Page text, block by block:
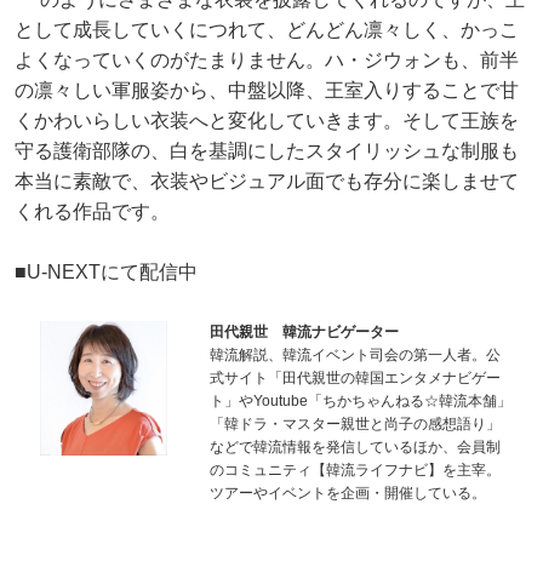
として成長していくにつれて、どんどん凛々しく、かっこ
よくなっていくのがたまりません。ハ・ジウォンも、前半
の凛々しい軍服姿から、中盤以降、王室入りすることで甘
くかわいらしい衣装へと変化していきます。そして王族を
守る護衛部隊の、白を基調にしたスタイリッシュな制服も
本当に素敵で、衣装やビジュアル面でも存分に楽しませて
くれる作品です。
■U-NEXTにて配信中
田代親世 韓流ナビゲーター
韓流解説、韓流イベント司会の第一人者。公
式サイト「田代親世の韓国エンタメナビゲー
ト」やYoutube「ちかちゃんねる☆韓流本舗」
「韓ドラ・マスター親世と尚子の感想語り」
などで韓流情報を発信しているほか、会員制
のコミュニティ【韓流ライフナビ】を主宰。
ツアーやイベントを企画・開催している。